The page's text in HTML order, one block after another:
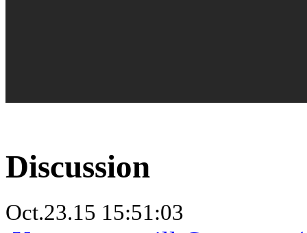
Discussion
Oct.23.15 15:51:03